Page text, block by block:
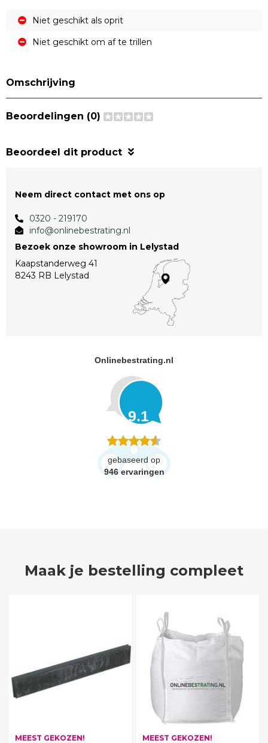
Niet geschikt als oprit
Niet geschikt om af te trillen
Omschrijving
Beoordelingen (0)
Beoordeel dit product
Neem direct contact met ons op
0320 - 219170
info@onlinebestrating.nl
Bezoek onze showroom in Lelystad
Kaapstanderweg 41
8243 RB Lelystad
Onlinebestrating.nl
9.1
gebaseerd op
946 ervaringen
Maak je bestelling compleet
MEEST GEKOZEN! MEEST GEKOZEN!